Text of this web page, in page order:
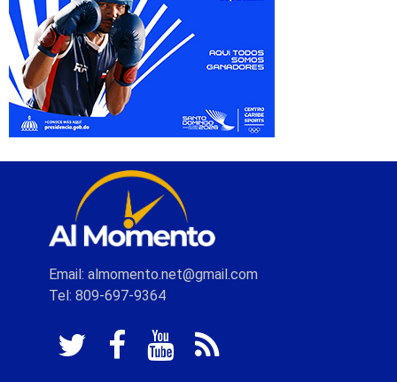
Email: almomento.net@gmail.com
Tel: 809-697-9364